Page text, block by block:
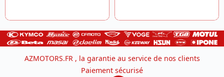
AZMOTORS.FR , la garantie au service de nos clients
Paiement sécurisé